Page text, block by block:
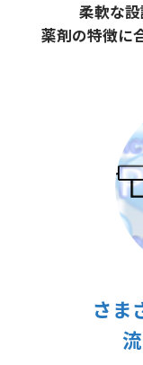
柔軟な
薬剤の特徴に
さま